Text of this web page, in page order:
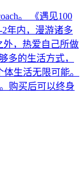
。 《遇见100
年内，漫游诸多
外，热爱自己所做
多的生活方式，
生活无限可能。
购买后可以终身